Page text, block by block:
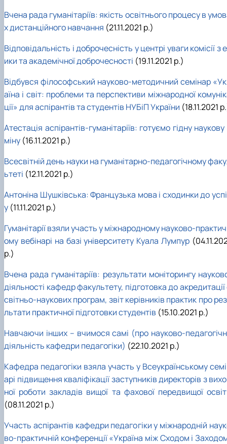
Вчена рада гуманітаріїв: якість освітнього процесу в
х дистанційного навчання (21.11.2021 р.)
Відповідальність і доброчесність у центрі уваги комісії з
ики та академічної доброчесності (19.11.2021 р.)
Відбувся філософський науково-методичний семінар
аїна і світ: проблеми та перспективи міжнародної
ції» для аспірантів та студентів НУБіП України (18.11.2021
Атестація аспірантів-гуманітаріїв: готуємо гідну наукову
міну (16.11.2021 р.)
Всесвітній день науки на гуманітарно-педагогічному
ьтеті (12.11.2021 р.)
Антоніна Шушківська: Французька мова і сходинки до
у (11.11.2021 р.)
Гуманітарії взяли участь у міжнародному науково-
ому вебінарі на базі університету Куала Лумпур
р.)
Вчена рада гуманітаріїв: результати моніторингу
діяльності кафедр факультету, підготовка до акредитації
світньо-наукових програм, звіт керівників практик про
льтати практичної підготовки студентів (15.10.2021 р.)
Навчаючи інших – вчимося самі (про науково-
діяльність кафедри педагогіки) (22.10.2021 р.)
Кафедра педагогіки взяла участь у Всеукраїнському
арі підвищення кваліфікації заступників директорів з
ної роботи закладів вищої та фахової передвищої
(08.11.2021 р.)
Участь аспірантів кафедри педагогіки у міжнародній
во-практичній конференції «Україна між Сходом і